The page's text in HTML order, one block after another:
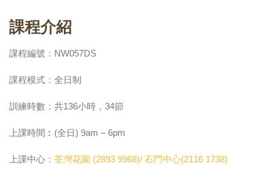
課程介紹
課程編號：NW057DS
課程模式：全日制
訓練時數：共136小時，34節
上課時間︰(全日) 9am – 6pm
上課中心： 荃灣花園 (2893 9968)/ 石門中心(2116 1738)